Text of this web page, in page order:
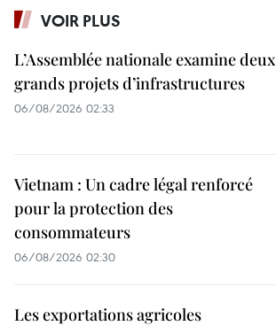
VOIR PLUS
L’Assemblée nationale examine deux
grands projets d’infrastructures
06/08/2026 02:33
Vietnam : Un cadre légal renforcé
pour la protection des
consommateurs
06/08/2026 02:30
Les exportations agricoles